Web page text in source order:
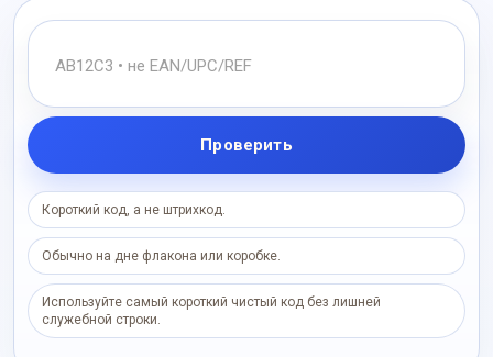
Проверить
Короткий код, а не штрихкод.
Обычно на дне флакона или коробке.
Используйте самый короткий чистый код без лишней
служебной строки.